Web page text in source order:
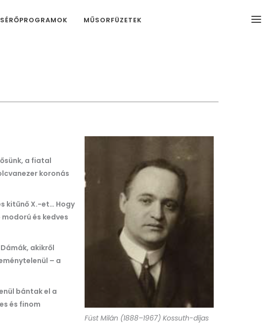
MŰSORFÜZETEK
Füst Milán (1888–1967) Kossuth-díjas
a fiatal
koronás
kitűnő X.-et… Hogy
és kedves
akikről
– a
bántak el a
és finom